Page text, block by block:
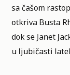
sa čašom
otkriva Busta
dok se Janet
u ljubičasti